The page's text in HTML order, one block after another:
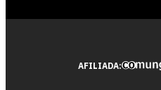
AFILIADA: